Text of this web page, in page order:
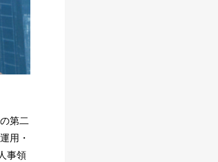
第二
用・
事領